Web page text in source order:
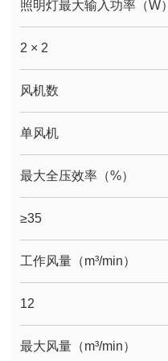
照明灯最大输入功率（W）
2 × 2
风机数
单风机
最大全压效率（%）
≥35
工作风量（m³/min）
12
最大风量（m³/min）